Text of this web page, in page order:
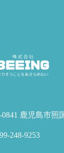
鹿児島市照
248-9253